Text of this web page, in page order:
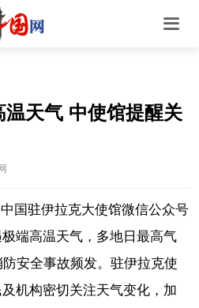
天气 中使馆提醒关
国驻伊拉克大使馆微信公众号
端高温天气，多地日最高气
安全事故频发。驻伊拉克使
机构密切关注天气变化，加